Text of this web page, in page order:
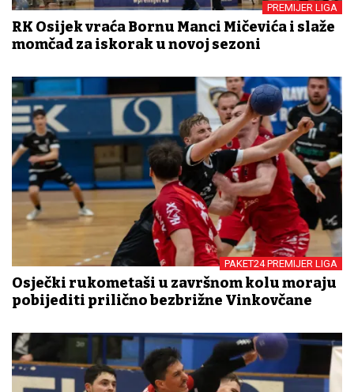
PREMIJER LIGA
RK Osijek vraća Bornu Manci Mičevića i slaže
momčad za iskorak u novoj sezoni
PAKET24 PREMIJER LIGA
Osječki rukometaši u završnom kolu moraju
pobijediti prilično bezbrižne Vinkovčane